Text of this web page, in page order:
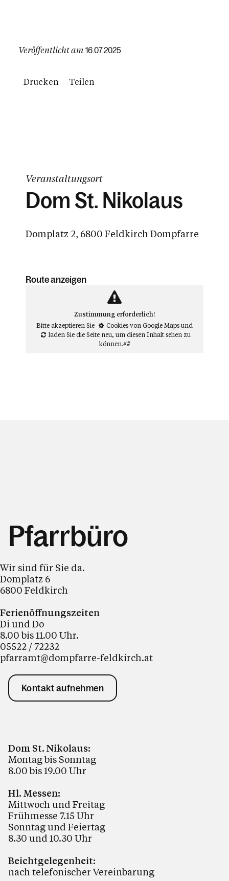
Veröffentlicht am 16.07.2025
Drucken Teilen
Veranstaltungsort
Dom St. Nikolaus
Domplatz 2, 6800 Feldkirch Dompfarre
Route anzeigen
Zustimmung erforderlich!
Bitte akzeptieren Sie
Cookies von Google Mapsund
laden Sie die Seite neu, um diesen Inhalt sehen zu
können.##
Pfarrbüro
Wir sind für Sie da.
Domplatz 6
6800 Feldkirch
Ferienöffnungszeiten
Di und Do
8.00 bis 11.00 Uhr.
05522 / 72232
pfarramt@dompfarre-feldkirch.at
Kontakt aufnehmen
Dom St. Nikolaus:
Montag bis Sonntag
8.00 bis 19.00 Uhr
Hl. Messen:
Mittwoch und Freitag
Frühmesse 7.15 Uhr
Sonntag und Feiertag
8.30 und 10.30 Uhr
Beichtgelegenheit:
nach telefonischer Vereinbarung